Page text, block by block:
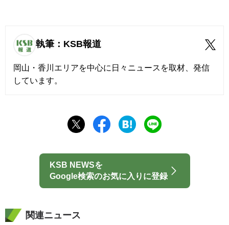
執筆：KSB報道
岡山・香川エリアを中心に日々ニュースを取材、発信
しています。
KSB NEWSを
Google検索のお気に入りに登録
関連ニュース